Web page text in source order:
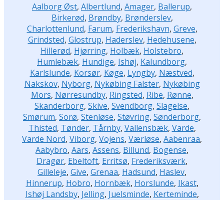
Aalborg Øst, Albertlund, Amager, Ballerup,
Birkerød, Brøndby, Brønderslev,
Charlottenlund, Farum, Frederikshavn, Greve,
Grindsted, Glostrup, Haderslev, Hedehusene,
Hillerød, Hjørring, Holbæk, Holstebro,
Humlebæk, Hundige, Ishøj, Kalundborg,
Karlslunde, Korsør, Køge, Lyngby, Næstved,
Nakskov, Nyborg, Nykøbing Falster, Nykøbing
Mors, Nørresundby, Ringsted, Ribe, Rønne,
Skanderborg, Skive, Svendborg, Slagelse,
Smørum, Sorø, Stenløse, Støvring, Sønderborg,
Thisted, Tønder, Tårnby, Vallensbæk, Varde,
Varde Nord, Viborg, Vojens, Værløse, Aabenraa,
Aabybro, Aars, Assens, Billund, Bogense,
Dragør, Ebeltoft, Erritsø, Frederiksværk,
Gilleleje, Give, Grenaa, Hadsund, Haslev,
Hinnerup, Hobro, Hornbæk, Horslunde, Ikast,
Ishøj Landsby, Jelling, Juelsminde, Kerteminde,